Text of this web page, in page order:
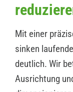
Mit einer
sinken
deutlich. Wir
Ausrichtung